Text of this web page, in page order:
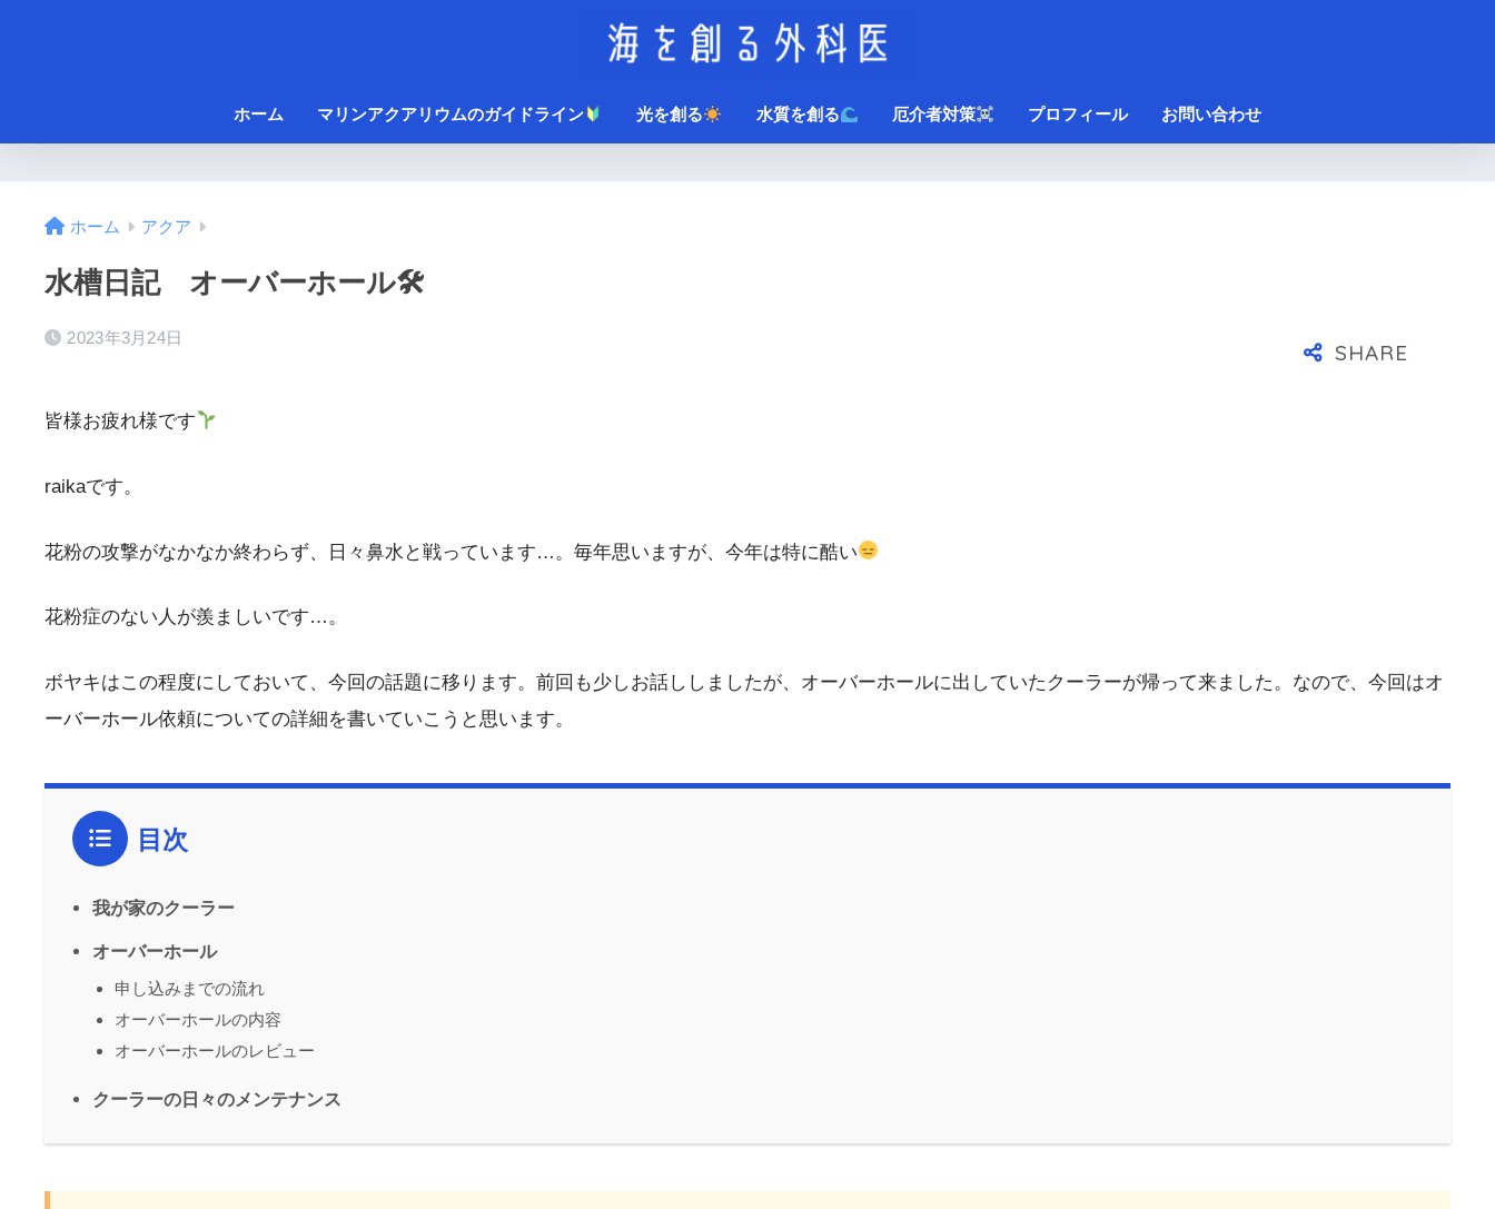
ホーム マリンアクアリウムのガイドライン 光を創る 水質を創る 厄介者対策 プロフィール お問い合わせ
ホーム アクア
水槽日記 オーバーホール🛠
2023年3月24日
皆様お疲れ様です
raikaです。
花粉の攻撃がなかなか終わらず、日々鼻水と戦っています…。毎年思いますが、今年は特に酷い
花粉症のない人が羨ましいです…。
ボヤキはこの程度にしておいて、今回の話題に移ります。前回も少しお話ししましたが、オーバーホールに出していたクーラーが帰って来ました。なので、今回はオ
ーバーホール依頼についての詳細を書いていこうと思います。
目次
我が家のクーラー
オーバーホール
申し込みまでの流れ
オーバーホールの内容
オーバーホールのレビュー
クーラーの日々のメンテナンス